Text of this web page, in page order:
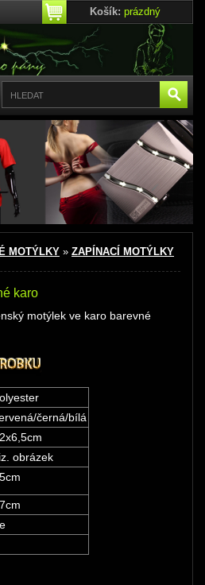
Košík: prázdný
MOTÝLKY » ZAPÍNACÍ MOTÝLKY
karo
motýlek ve karo barevné
černá/bílá
obrázek